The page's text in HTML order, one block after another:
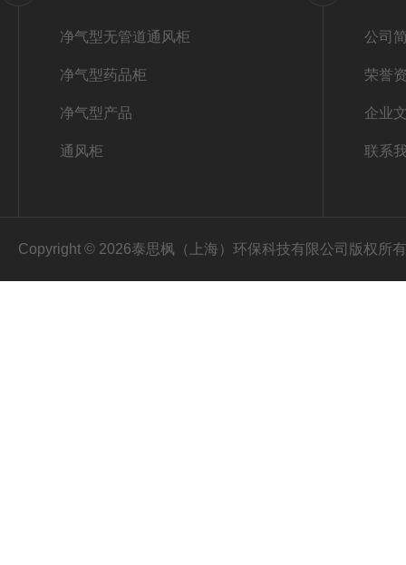
净气型无管道通风柜
净气型药品柜
净气型产品
通风柜
公司
荣誉
企业
联系
Copyright © 2026泰思枫（上海）环保科技有限公司版权